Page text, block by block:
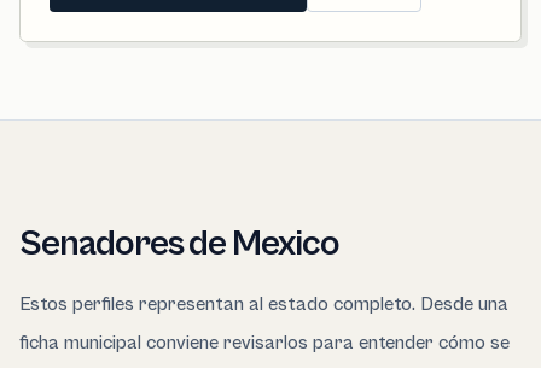
Senadores de Mexico
Estos perfiles representan al estado completo. Desde una
ficha municipal conviene revisarlos para entender cómo se